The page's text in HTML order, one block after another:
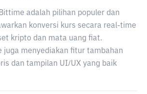
adalah pilihan populer dan
konversi kurs secara real-time
kripto dan mata uang fiat.
juga menyediakan fitur tambahan
dan tampilan UI/UX yang baik